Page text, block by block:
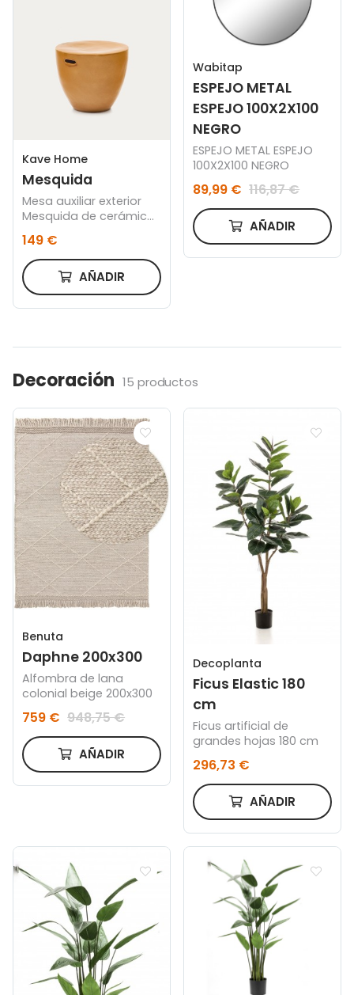
Kave Home
Mesquida
Mesa auxiliar exterior
Mesquida de cerámica
glaseado Ø 45 cm
149 €
AÑADIR
Wabitap
ESPEJO METAL
ESPEJO 100X2X100
NEGRO
ESPEJO METAL ESPEJO
100X2X100 NEGRO
89,99 € 116,87 €
AÑADIR
Decoración 15 productos
Benuta
Daphne 200x300
Alfombra de lana
colonial beige 200x300
759 € 948,75 €
AÑADIR
Decoplanta
Ficus Elastic 180
cm
Ficus artificial de
grandes hojas 180 cm
296,73 €
AÑADIR